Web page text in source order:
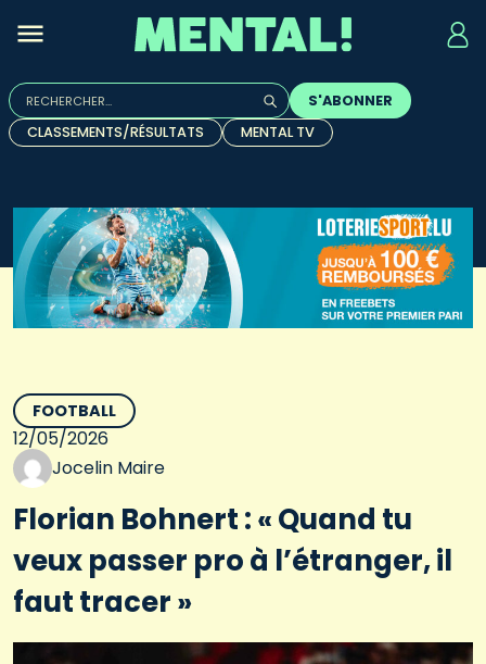
Rechercher :
Quand les résultats de l'auto-complétion sont
S'ABONNER
CLASSEMENTS/RÉSULTATS
MENTAL TV
FOOTBALL
12/05/2026
Jocelin Maire
Florian Bohnert : « Quand tu
veux passer pro à l’étranger, il
faut tracer »